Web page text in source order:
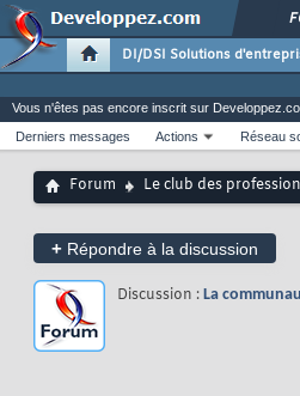
DI/DSI Solutions
Vous n'êtes pas encore inscrit sur
Derniers messages
Actions Réseau
Forum Le club des
+ Répondre à la discussion
Discussion : La